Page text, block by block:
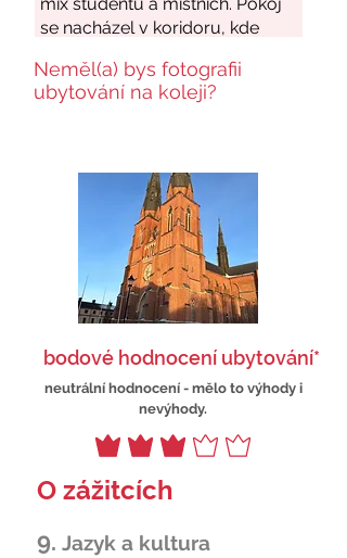
Neměl(a) bys fotografii
ubytování na koleji?
bodové hodnocení ubytování*
neutrální hodnocení - mělo to výhody i
nevýhody.
O zážitcích
9. Jazyk a kultura